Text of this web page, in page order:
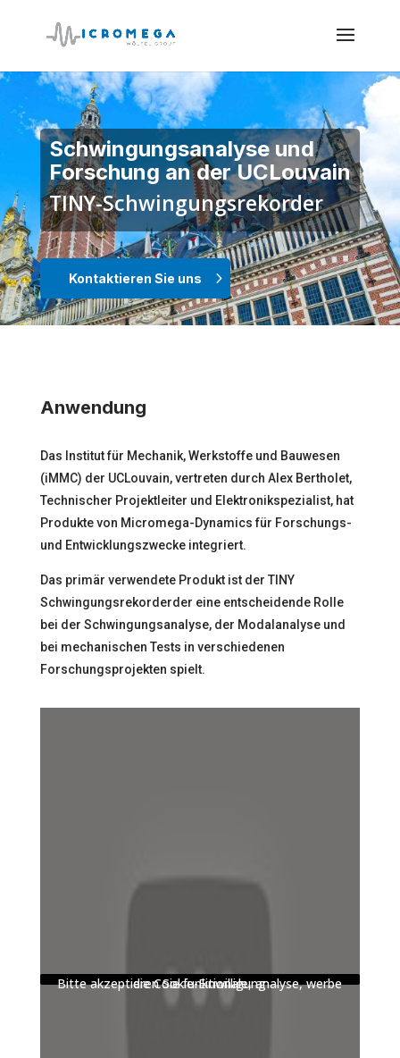
Schwingungsanalyse und
Forschung an der UCLouvain
TINY-Schwingungsrekorder
Kontaktieren Sie uns
Anwendung
Das Institut für Mechanik, Werkstoffe und Bauwesen
(iMMC) der UCLouvain, vertreten durch Alex Bertholet,
Technischer Projektleiter und Elektronikspezialist, hat
Produkte von Micromega-Dynamics für Forschungs-
und Entwicklungszwecke integriert.
Das primär verwendete Produkt ist der TINY
Schwingungsrekorderder eine entscheidende Rolle
bei der Schwingungsanalyse, der Modalanalyse und
bei mechanischen Tests in verschiedenen
Forschungsprojekten spielt.
Bitte akzeptieren Sie funktionale, analyse, werbe die Cookie-Einwilligung